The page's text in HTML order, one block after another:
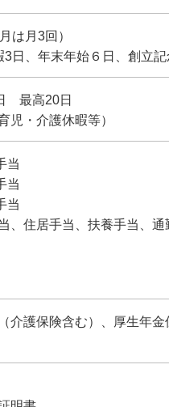
は月3回）
3日、年末年始６日、創立
最高20日
児・介護休暇等）
当
当
当
、住居手当、扶養手当、
護保険含む）、厚生年金